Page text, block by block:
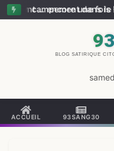
… encore une fois !
campement dans le
BLOG SATIRIQUE
ACCUEIL 93SANG30